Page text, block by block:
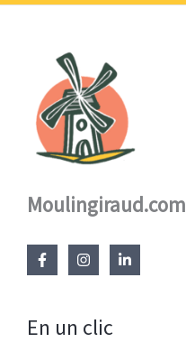
Moulingiraud.com
En un clic